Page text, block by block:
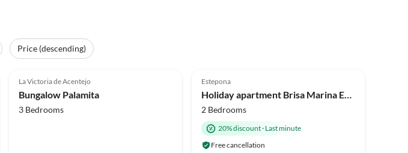
Price (descending)
Super Host
La Victoria de Acentejo
Bungalow Palamita
3 Bedrooms
Estepona
Holiday apartment Brisa Marina Estepona
2 Bedrooms
20% discount· Last minute
Free cancellation